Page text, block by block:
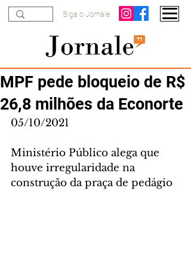
Siga o Jornale
MPF pede bloqueio de R$
26,8 milhões da Econorte
05/10/2021
Ministério Público alega que
houve irregularidade na
construção da praça de pedágio